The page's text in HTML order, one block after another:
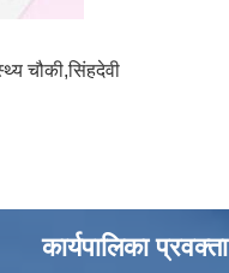
चौकी,सिंहदेवी
कार्यपालिका प्रवक्ता